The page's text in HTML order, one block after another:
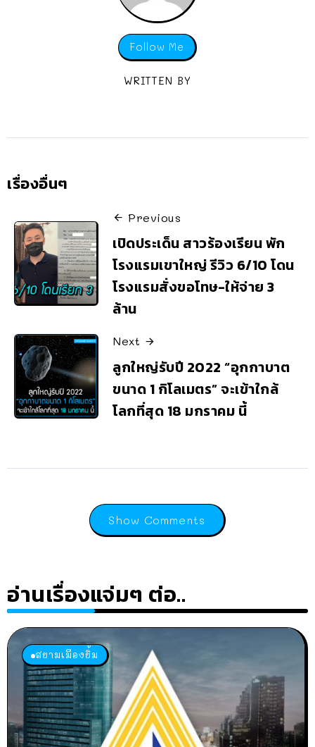
Follow Me
WRITTEN BY
เรื่องอื่นๆ
Previous
เปิดประเด็น สาวร้องเรียน พัก
โรงแรมเขาใหญ่ รีวิว 6/10 โดน
โรงแรมสั่งขอโทษ-ให้จ่าย 3
ล้าน
Next
ลูกใหญ่รับปี 2022 “อุกกาบาต
ขนาด 1 กิโลเมตร” จะเข้าใกล้
โลกที่สุด 18 มกราคม นี้
Show Comments
อ่านเรื่องแจ่มๆ ต่อ..
สยามเมืองยิ้ม